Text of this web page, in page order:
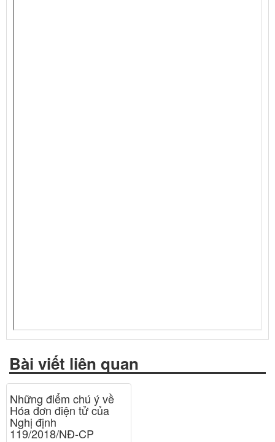
Bài viết liên quan
Những điểm chú ý về
Hóa đơn điện tử của
Nghị định
119/2018/NĐ-CP